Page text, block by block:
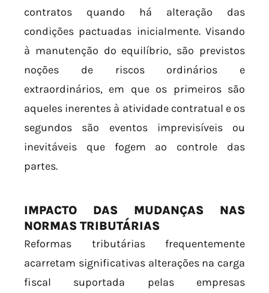
contratos quando há alteração das
condições pactuadas inicialmente. Visando
à manutenção do equilíbrio, são previstos
noções de riscos ordinários e
extraordinários, em que os primeiros são
aqueles inerentes à atividade contratual e os
segundos são eventos imprevisíveis ou
inevitáveis que fogem ao controle das
partes.
IMPACTO DAS MUDANÇAS NAS
NORMAS TRIBUTÁRIAS
Reformas tributárias frequentemente
acarretam significativas alterações na carga
fiscal suportada pelas empresas